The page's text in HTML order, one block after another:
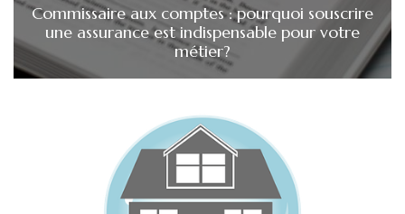
Commissaire aux comptes : pourquoi souscrire
une assurance est indispensable pour votre
métier?